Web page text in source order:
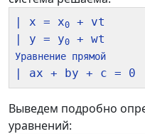
| x = x0
+ vt
| y = y0
Уравнение прямой
Выведем подробно
уравнений: